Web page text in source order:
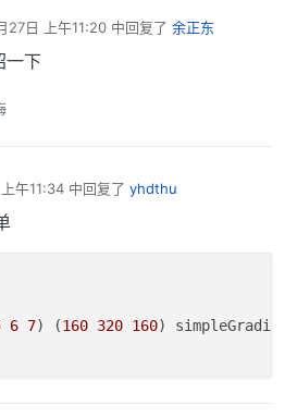
27日 上午11:20中回复了 余正东
一下
午11:34 中回复了 yhdthu
6 7) (160 320 160)